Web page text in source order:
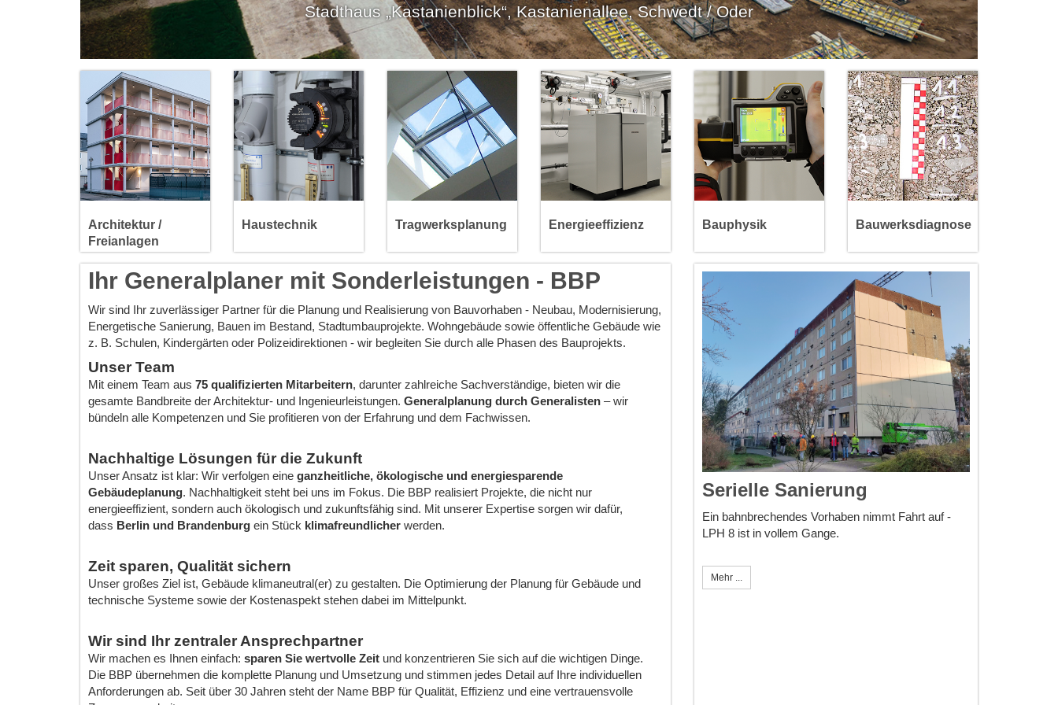
Stadthaus „Kastanienblick“, Kastanienallee, Schwedt / Oder
Architektur /
Freianlagen
Neubau
Stadtumbau
Modernisierung
Serielle Sanierung
Denkmalschutz
Brandschutz
Freianlagenplanung
Weitere Infos >>>
Haustechnik
Sanitärtechnik
Heizungstechnik
Lüftungstechnik
Photovoltaik
Labortechnik
Elektrotechnik
Tragwerksplanung
Stahlbetontragwerke
Stahlbautragwerke
Holztragwerke
Mauerwerksbauten
Begutachtung
Energieeffizienz
Versorgungskonzepte
Optimierung
Anlagenüberwachung
Bauphysik
Thermische Bauphysik
Feuchteschutz
Schallschutz
Schwingungsschutz
Energieberatung
Bauwerksdiagnose
Baustoffprüfung
Schadstoffe
Bautenschutz
Ihr Generalplaner mit Sonderleistungen - BBP
Wir sind Ihr zuverlässiger Partner für die Planung und Realisierung von Bauvorhaben - Neubau, Modernisierung,
Energetische Sanierung, Bauen im Bestand, Stadtumbauprojekte. Wohngebäude sowie öffentliche Gebäude wie
z. B. Schulen, Kindergärten oder Polizeidirektionen - wir begleiten Sie durch alle Phasen des Bauprojekts.
Unser Team
Mit einem Team aus 75 qualifizierten Mitarbeitern, darunter zahlreiche Sachverständige, bieten wir die
gesamte Bandbreite der Architektur- und Ingenieurleistungen. Generalplanung durch Generalisten – wir
bündeln alle Kompetenzen und Sie profitieren von der Erfahrung und dem Fachwissen.
Nachhaltige Lösungen für die Zukunft
Unser Ansatz ist klar: Wir verfolgen eine ganzheitliche, ökologische und energiesparende
Gebäudeplanung. Nachhaltigkeit steht bei uns im Fokus. Die BBP realisiert Projekte, die nicht nur
energieeffizient, sondern auch ökologisch und zukunftsfähig sind. Mit unserer Expertise sorgen wir dafür,
dass Berlin und Brandenburg ein Stück klimafreundlicher werden.
Zeit sparen, Qualität sichern
Unser großes Ziel ist, Gebäude klimaneutral(er) zu gestalten. Die Optimierung der Planung für Gebäude und
technische Systeme sowie der Kostenaspekt stehen dabei im Mittelpunkt.
Wir sind Ihr zentraler Ansprechpartner
Wir machen es Ihnen einfach: sparen Sie wertvolle Zeit und konzentrieren Sie sich auf die wichtigen Dinge.
Die BBP übernehmen die komplette Planung und Umsetzung und stimmen jedes Detail auf Ihre individuellen
Anforderungen ab. Seit über 30 Jahren steht der Name BBP für Qualität, Effizienz und eine vertrauensvolle
Serielle Sanierung
Ein bahnbrechendes Vorhaben nimmt Fahrt auf -
LPH 8 ist in vollem Gange.
Mehr ...